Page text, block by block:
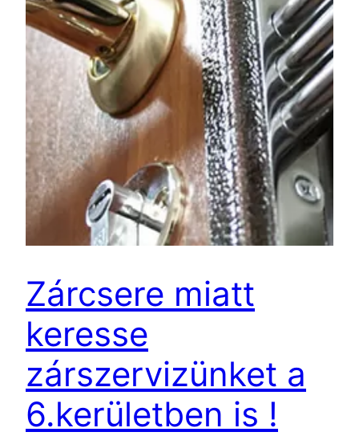
Zárcsere miatt
keresse
zárszervizünket a
6.kerületben is !